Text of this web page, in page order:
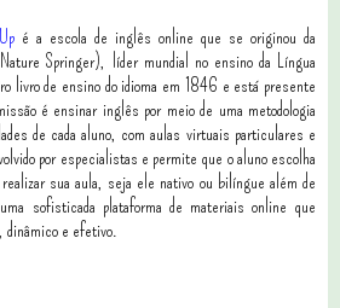
é a escola de inglês online que se originou da
Springer), líder mundial no ensino da Língua
livro de ensino do idioma em 1846 e está presente
é ensinar inglês por meio de uma metodologia
de cada aluno, com aulas virtuais particulares e
por especialistas e permite que o aluno escolha
sua aula, seja ele nativo ou bilíngue além de
sofisticada plataforma de materiais online que
dinâmico e efetivo.